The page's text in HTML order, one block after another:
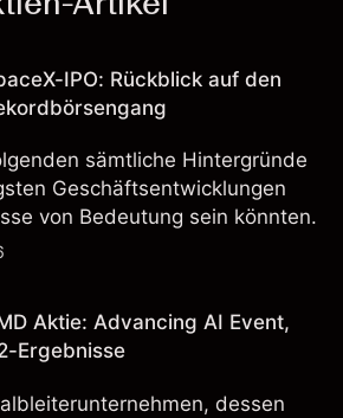
IPO: Rückblick auf den
sämtliche Hintergründe
Geschäftsentwicklungen
von Bedeutung sein könnten.
Aktie: Advancing AI Event,
Ergebnisse
dessen